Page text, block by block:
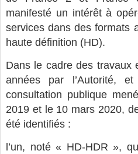
manifesté un intérêt à
services dans des formats
haute définition (HD).
Dans le cadre des travaux
années par l’Autorité,
consultation publique
2019 et le 10 mars 2020,
été identifiés :
l’un, noté « HD-HDR »,